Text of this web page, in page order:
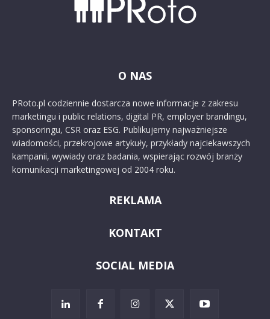
O NAS
PRoto.pl codziennie dostarcza nowe informacje z zakresu
marketingu i public relations, digital PR, employer brandingu,
sponsoringu, CSR oraz ESG. Publikujemy najważniejsze
wiadomości, przekrojowe artykuły, przykłady najciekawszych
kampanii, wywiady oraz badania, wspierając rozwój branży
komunikacji marketingowej od 2004 roku.
REKLAMA
KONTAKT
SOCIAL MEDIA